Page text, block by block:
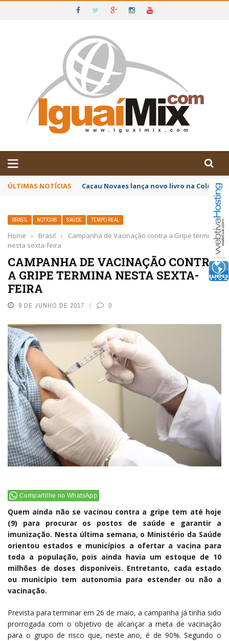
IGUAÍ E SUDOESTE DA BAHIA
ÚLTIMAS NOTÍCIAS Poetas baianos representam o Brasil no
BRASIL NOTÍCIAS SAÚDE TEMPO REAL
Home › Brasil ›
Campanha de Vacinação contra a Gripe termina
nesta sexta-feira
CAMPANHA DE VACINAÇÃO CONTRA
A GRIPE TERMINA NESTA SEXTA-
FEIRA
9 DE JUNHO DE 2017 0
Compartilhe no WhatsApp
Quem ainda não se vacinou contra a gripe tem até hoje
(9) para procurar os postos de saúde e garantir a
imunização. Nesta última semana, o Ministério da Saúde
orientou estados e municípios a ofertar a vacina para
toda a população, pois ainda havia um estoque de 10
milhões de doses disponíveis. Entretanto, cada estado
ou município tem autonomia para estender ou não a
vacinação.
Prevista para terminar em 26 de maio, a campanha já tinha sido
prorrogada com o objetivo de alcançar a meta de vacinação
para o grupo de risco que, neste ano, é de 90%. Segundo o